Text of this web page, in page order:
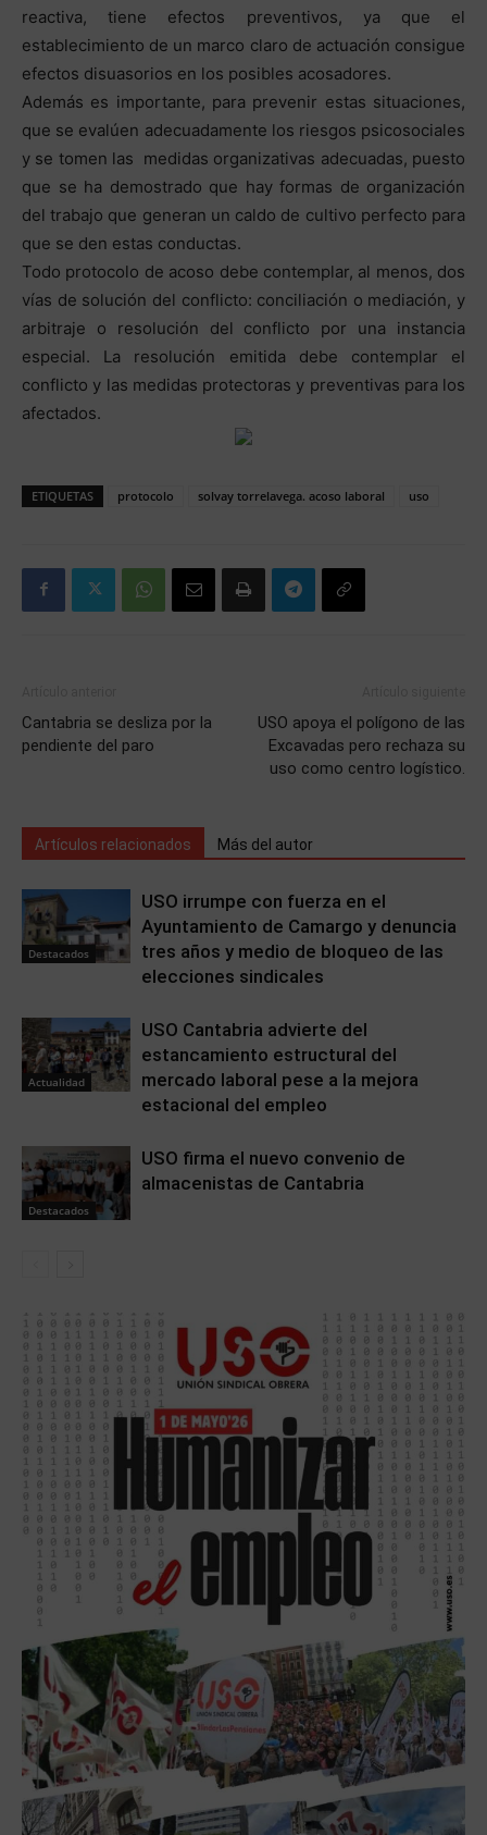
reactiva, tiene efectos preventivos, ya que el
establecimiento de un marco claro de actuación consigue
efectos disuasorios en los posibles acosadores.
Además es importante, para prevenir estas situaciones,
que se evalúen adecuadamente los riesgos psicosociales
y se tomen las medidas organizativas adecuadas, puesto
que se ha demostrado que hay formas de organización
del trabajo que generan un caldo de cultivo perfecto para
que se den estas conductas.
Todo protocolo de acoso debe contemplar, al menos, dos
vías de solución del conflicto: conciliación o mediación, y
arbitraje o resolución del conflicto por una instancia
especial. La resolución emitida debe contemplar el
conflicto y las medidas protectoras y preventivas para los
afectados.
ETIQUETAS protocolo solvay torrelavega. acoso laboral uso
Cantabria se desliza por la
pendiente del paro
USO apoya el polígono de las
Excavadas pero rechaza su
uso como centro logístico.
Artículos relacionados Más del autor
Destacados
USO irrumpe con fuerza en el
Ayuntamiento de Camargo y denuncia
tres años y medio de bloqueo de las
elecciones sindicales
Actualidad
USO Cantabria advierte del
estancamiento estructural del
mercado laboral pese a la mejora
estacional del empleo
Destacados
USO firma el nuevo convenio de
almacenistas de Cantabria